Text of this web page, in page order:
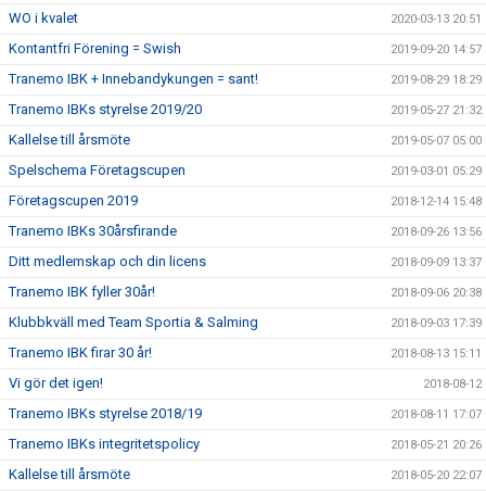
WO i kvalet 2020-03-13 20:51
Kontantfri Förening = Swish 2019-09-20 14:57
Tranemo IBK + Innebandykungen = sant! 2019-08-29 18:29
Tranemo IBKs styrelse 2019/20 2019-05-27 21:32
Kallelse till årsmöte 2019-05-07 05:00
Spelschema Företagscupen 2019-03-01 05:29
Företagscupen 2019 2018-12-14 15:48
Tranemo IBKs 30årsfirande 2018-09-26 13:56
Ditt medlemskap och din licens 2018-09-09 13:37
Tranemo IBK fyller 30år! 2018-09-06 20:38
Klubbkväll med Team Sportia & Salming 2018-09-03 17:39
Tranemo IBK firar 30 år! 2018-08-13 15:11
Vi gör det igen! 2018-08-12
Tranemo IBKs styrelse 2018/19 2018-08-11 17:07
Tranemo IBKs integritetspolicy 2018-05-21 20:26
Kallelse till årsmöte 2018-05-20 22:07